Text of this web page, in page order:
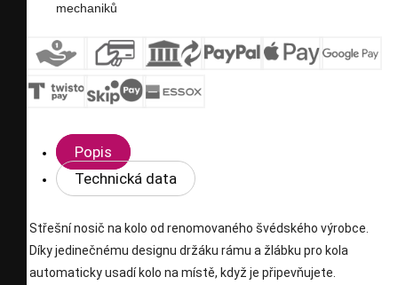
mechaniků
Popis
Technická data
Střešní nosič na kolo od renomovaného švédského výrobce.
Díky jedinečnému designu držáku rámu a žlábku pro kola
automaticky usadí kolo na místě, když je připevňujete.